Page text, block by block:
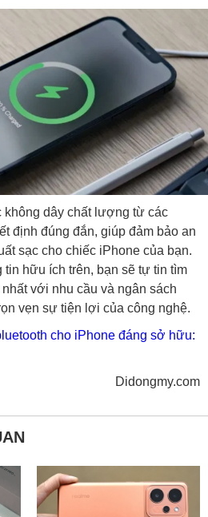
dây chất lượng từ các
định đúng đắn, giúp đảm bảo an
sạc cho chiếc iPhone của bạn.
hữu ích trên, bạn sẽ tự tin tìm
với nhu cầu và ngân sách
vẹn sự tiện lợi của công nghệ.
cho iPhone đáng sở hữu:
Didongmy.com